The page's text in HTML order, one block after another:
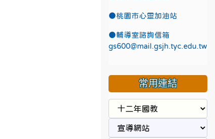
●桃園市心靈加油站
●輔導室諮詢信箱
gs600@mail.gsjh.tyc.edu.tw
常用連結